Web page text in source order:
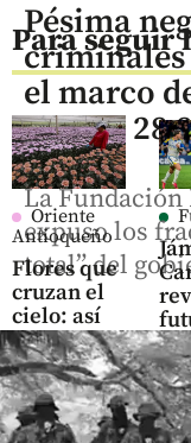
Para seguir
Oriente
Antioqueño
Flores que
cruzan el
cielo: así
es el
negocio
que mueve
US$ 380
millones
Pésima
criminales
el marco
suman
La Fundación
expuso los
total” del